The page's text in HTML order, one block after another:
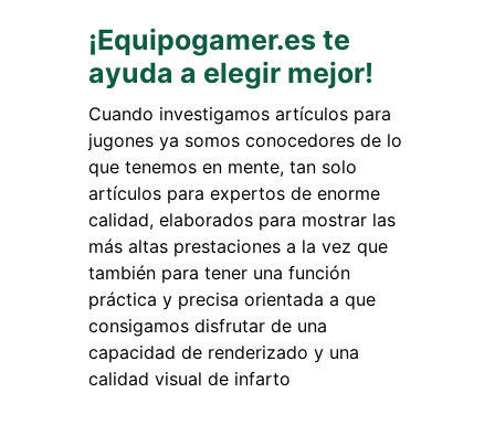
¡Equipogamer.es te
ayuda a elegir mejor!
Cuando investigamos artículos para
jugones ya somos conocedores de lo
que tenemos en mente, tan solo
artículos para expertos de enorme
calidad, elaborados para mostrar las
más altas prestaciones a la vez que
también para tener una función
práctica y precisa orientada a que
consigamos disfrutar de una
capacidad de renderizado y una
calidad visual de infarto